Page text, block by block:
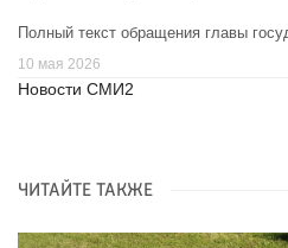
Полный текст обращения главы
10 мая 2026
Новости СМИ2
ЧИТАЙТЕ ТАКЖЕ